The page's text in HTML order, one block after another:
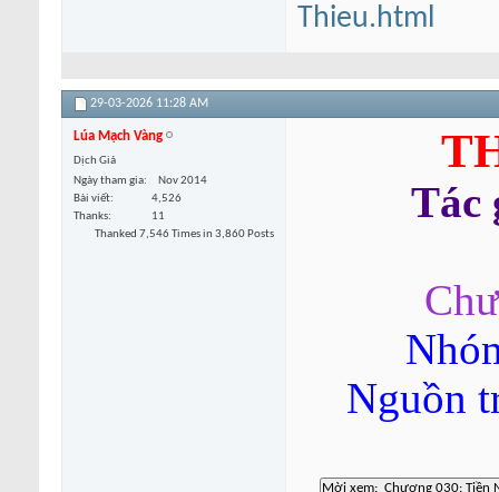
Thieu.html
29-03-2026 11:28 AM
Lúa Mạch Vàng
Dịch Giả
Ngày tham gia
Nov 2014
Bài viết
4,526
Thanks
11
Thanked 7,546 Times in 3,860 Posts
Tác
Nguồn